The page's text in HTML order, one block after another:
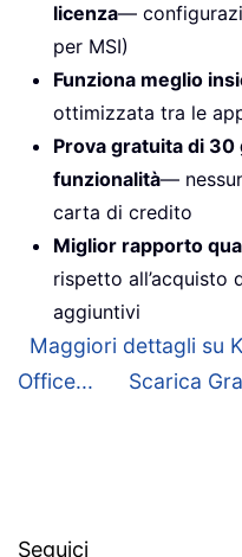
licenza—
per MSI)
Funziona meglio
ottimizzata tra le
Prova gratuita di
funzionalità—
carta di credito
Miglior rapporto
rispetto all’acquisto
aggiuntivi
Maggiori dettagli su
Office...
Scarica
Seguici